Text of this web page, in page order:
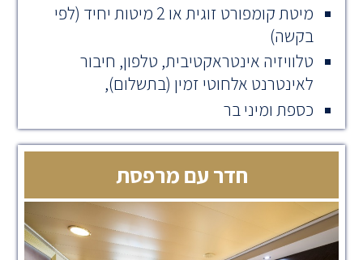
מיטת קומפורט זוגית או 2 מיטות יחיד (לפי
בקשה)
טלוויזיה אינטראקטיבית, טלפון, חיבור
לאינטרנט אלחוטי זמין (בתשלום),
כספת ומיני בר
חדר עם מרפסת